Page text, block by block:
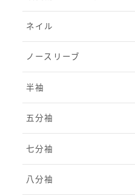
ネイル
ノースリーブ
半袖
五分袖
七分袖
八分袖